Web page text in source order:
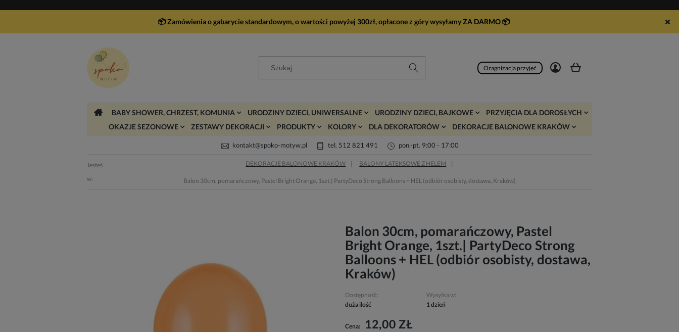
📦 Zamówienia o gabarycie standardowym, o wartości powyżej 300zł, opłacone z góry wysyłamy ZA DARMO📦
Oragnizacja przyjęć
BABY SHOWER, CHRZEST, KOMUNIA URODZINY DZIECI, UNIWERSALNE URODZINY DZIECI, BAJKOWE
PRZYJĘCIA DLA DOROSŁYCH
OKAZJE SEZONOWE
ZESTAWY DEKORACJI PRODUKTY KOLORY DLA DEKORATORÓW DEKORACJE BALONOWE KRAKÓW
kontakt@spoko-motyw.pl tel. 512 821 491 pon.-pt. 9:00 - 17:00
Jesteś
w:
DEKORACJE BALONOWE KRAKÓW BALONY LATEKSOWE Z HELEM
Balon 30cm, pomarańczowy, Pastel Bright Orange, 1szt.| PartyDeco Strong Balloons + HEL (odbiór osobisty, dostawa, Kraków)
Balon 30cm, pomarańczowy, Pastel
Bright Orange, 1szt.| PartyDeco Strong
Balloons + HEL (odbiór osobisty, dostawa,
Kraków)
Dostępność:
duża ilość
Wysyłka w:
1 dzień
Cena: 12,00 ZŁ